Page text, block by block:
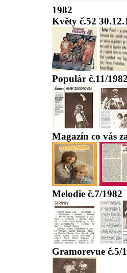
1982
Květy č.52
Populár č.11/
Magazín co vás
Melodie č.7/1982
Gramorevue č.5/